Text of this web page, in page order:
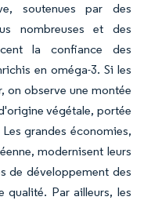
soutenues par des
nombreuses et des
la confiance des
en oméga-3. Si les
on observe une montée
végétale, portée
grandes économies,
modernisent leurs
de développement des
qualité. Par ailleurs, les